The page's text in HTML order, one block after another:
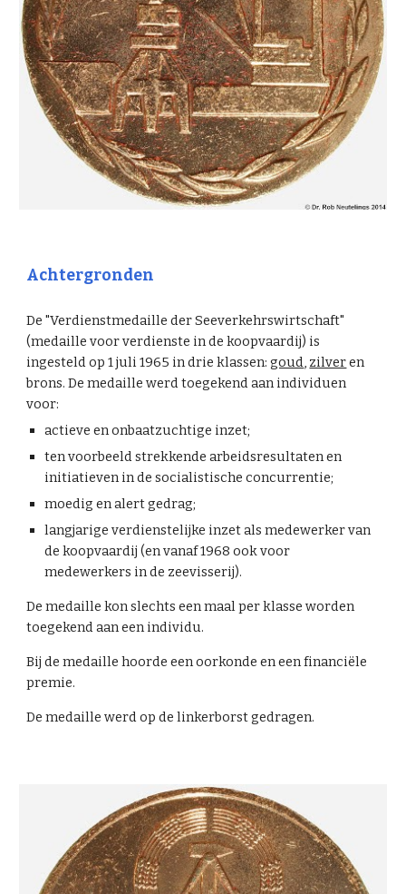
Achtergronden
De "Verdienstmedaille der Seeverkehrswirtschaft"
(medaille voor verdienste in de koopvaardij) is
ingesteld op 1 juli 1965 in drie klassen:goud, zilveren
brons. De medaille werd toegekend aan individuen
voor:
actieve en onbaatzuchtige inzet;
ten voorbeeld strekkende arbeidsresultaten en
initiatieven in de socialistische concurrentie;
moedig en alert gedrag;
langjarige verdienstelijke inzet als medewerker van
de koopvaardij (en vanaf 1968 ook voor
medewerkers in de zeevisserij).
De medaille kon slechts een maal per klasse worden
toegekend aan een individu.
Bij de medaille hoorde een oorkonde en een financiële
premie.
De medaille werd op de linkerborst gedragen.